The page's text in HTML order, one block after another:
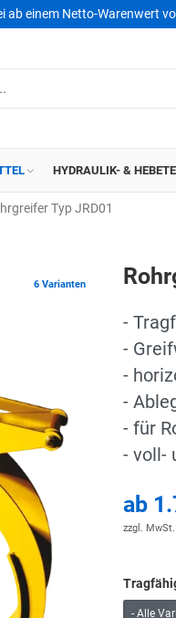
ab einem Netto-Warenwert
HYDRAULIK- &
Typ JRD01
6 Varianten
-
-
-
-
- für
- voll-
ab
zzgl. MwSt.
- Alle